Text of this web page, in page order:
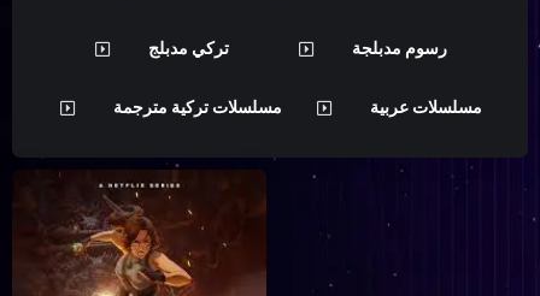
تركي مدبلج رسوم مدبلجة
مسلسلات تركية مترجمة مسلسلات عربية